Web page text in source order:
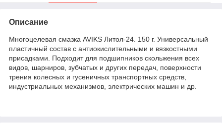
Описание
Многоцелевая смазка AVIKS Литол-24. 150 г. Универсальный
пластичный состав с антиокислительными и вязкостными
присадками. Подходит для подшипников скольжения всех
видов, шарниров, зубчатых и других передач, поверхности
трения колесных и гусеничных транспортных средств,
индустриальных механизмов, электрических машин и др.